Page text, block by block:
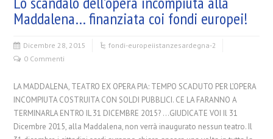
Maddalena… finanziata coi fondi europei!
Dicembre 28, 2015 fondi-europeiistanzesardegna-2
0 Commenti
LA MADDALENA, TEATRO EX OPERA PIA: TEMPO SCADUTO PER L’OPERA
INCOMPIUTA COSTRUITA CON SOLDI PUBBLICI. CE LA FARANNO A
TERMINARLA ENTRO IL 31 DICEMBRE 2015? …GIUDICATE VOI Il 31
Dicembre 2015, alla Maddalena, non verrà inaugurato nessun teatro. Il